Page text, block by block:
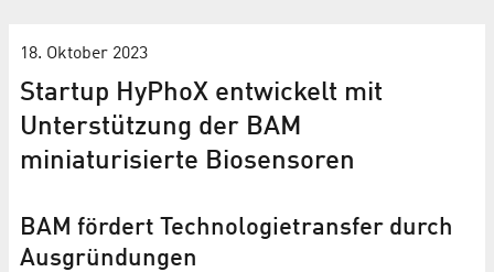
18. Oktober 2023
Startup HyPhoX entwickelt mit
Unterstützung der BAM
miniaturisierte Biosensoren
BAM fördert Technologietransfer durch
Ausgründungen